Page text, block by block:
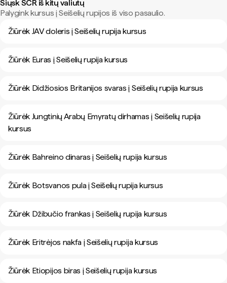
Siųsk SCR iš kitų valiutų
Palygink kursus į Seišelių rupijos iš viso pasaulio.
Žiūrėk JAV doleris į Seišelių rupija kursus
Žiūrėk Euras į Seišelių rupija kursus
Žiūrėk Didžiosios Britanijos svaras į Seišelių rupija kursus
Žiūrėk Jungtinių Arabų Emyratų dirhamas į Seišelių rupija
kursus
Žiūrėk Bahreino dinaras į Seišelių rupija kursus
Žiūrėk Botsvanos pula į Seišelių rupija kursus
Žiūrėk Džibučio frankas į Seišelių rupija kursus
Žiūrėk Eritrėjos nakfa į Seišelių rupija kursus
Žiūrėk Etiopijos biras į Seišelių rupija kursus